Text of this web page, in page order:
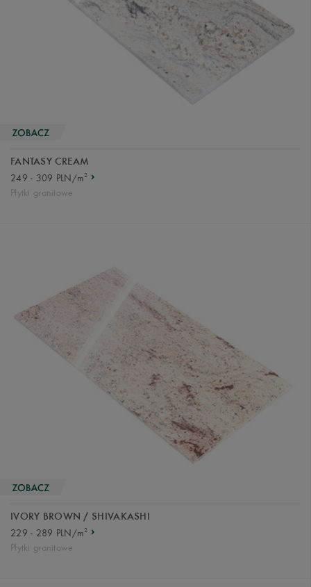
FANTASY CREAM
249 - 309 PLN/m2
Płytki granitowe
IVORY BROWN / SHIVAKASHI
229 - 289 PLN/m2
Płytki granitowe